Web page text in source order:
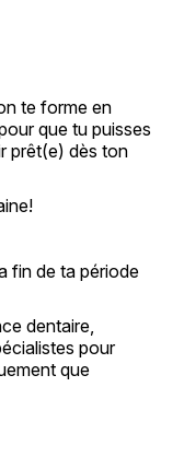
te forme en
que tu puisses
prêt(e) dès ton
fin de ta période
dentaire,
pour
que